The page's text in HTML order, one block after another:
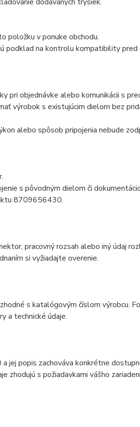
položku v ponuke obchodu.
podklad na kontrolu kompatibility pred
pri objednávke alebo komunikácii s
výrobok s existujúcim dielom bez
alebo spôsob pripojenia nebude
s pôvodným dielom či
8709656430.
pracovný rozsah alebo iný údaj
si vyžiadajte overenie.
s katalógovým číslom výrobcu.
a technické údaje.
popis zachováva konkrétne
zhodujú s požiadavkami vášho